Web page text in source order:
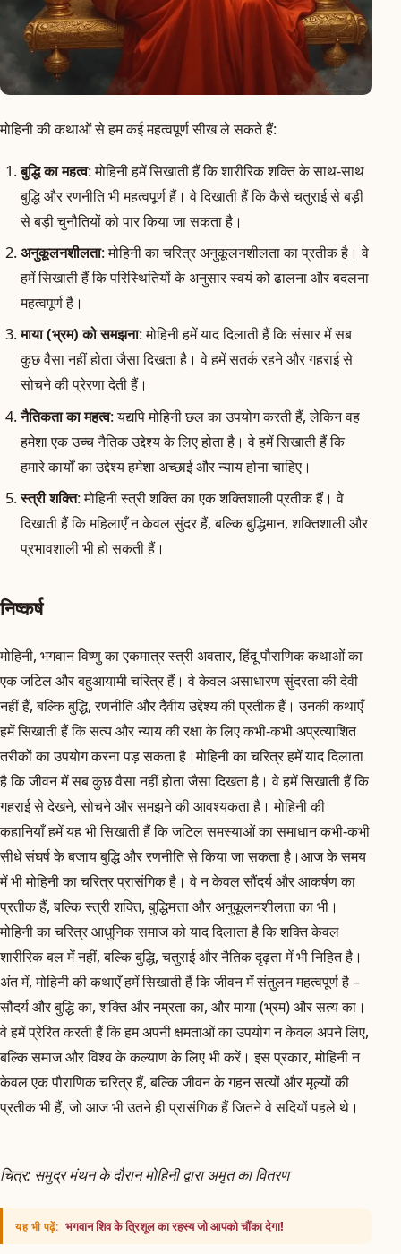
मोहिनी की कथाओं से हम कई महत्वपूर्ण सीख ले सकते हैं:
बुद्धि का महत्व: मोहिनी हमें सिखाती हैं कि शारीरिक शक्ति के साथ-साथ
बुद्धि और रणनीति भी महत्वपूर्ण हैं। वे दिखाती हैं कि कैसे चतुराई से बड़ी
से बड़ी चुनौतियों को पार किया जा सकता है।
अनुकूलनशीलता: मोहिनी का चरित्र अनुकूलनशीलता का प्रतीक है। वे
हमें सिखाती हैं कि परिस्थितियों के अनुसार स्वयं को ढालना और बदलना
महत्वपूर्ण है।
माया (भ्रम) को समझना: मोहिनी हमें याद दिलाती हैं कि संसार में सब
कुछ वैसा नहीं होता जैसा दिखता है। वे हमें सतर्क रहने और गहराई से
सोचने की प्रेरणा देती हैं।
नैतिकता का महत्व: यद्यपि मोहिनी छल का उपयोग करती हैं, लेकिन वह
हमेशा एक उच्च नैतिक उद्देश्य के लिए होता है। वे हमें सिखाती हैं कि
हमारे कार्यों का उद्देश्य हमेशा अच्छाई और न्याय होना चाहिए।
स्त्री शक्ति: मोहिनी स्त्री शक्ति का एक शक्तिशाली प्रतीक हैं। वे
दिखाती हैं कि महिलाएँ न केवल सुंदर हैं, बल्कि बुद्धिमान, शक्तिशाली और
प्रभावशाली भी हो सकती हैं।
निष्कर्ष
मोहिनी, भगवान विष्णु का एकमात्र स्त्री अवतार, हिंदू पौराणिक कथाओं का
एक जटिल और बहुआयामी चरित्र हैं। वे केवल असाधारण सुंदरता की देवी
नहीं हैं, बल्कि बुद्धि, रणनीति और दैवीय उद्देश्य की प्रतीक हैं। उनकी कथाएँ
हमें सिखाती हैं कि सत्य और न्याय की रक्षा के लिए कभी-कभी अप्रत्याशित
तरीकों का उपयोग करना पड़ सकता है।मोहिनी का चरित्र हमें याद दिलाता
है कि जीवन में सब कुछ वैसा नहीं होता जैसा दिखता है। वे हमें सिखाती हैं कि
गहराई से देखने, सोचने और समझने की आवश्यकता है। मोहिनी की
कहानियाँ हमें यह भी सिखाती हैं कि जटिल समस्याओं का समाधान कभी-कभी
सीधे संघर्ष के बजाय बुद्धि और रणनीति से किया जा सकता है।आज के समय
में भी मोहिनी का चरित्र प्रासंगिक है। वे न केवल सौंदर्य और आकर्षण का
प्रतीक हैं, बल्कि स्त्री शक्ति, बुद्धिमत्ता और अनुकूलनशीलता का भी।
मोहिनी का चरित्र आधुनिक समाज को याद दिलाता है कि शक्ति केवल
शारीरिक बल में नहीं, बल्कि बुद्धि, चतुराई और नैतिक दृढ़ता में भी निहित है।
अंत में, मोहिनी की कथाएँ हमें सिखाती हैं कि जीवन में संतुलन महत्वपूर्ण है –
सौंदर्य और बुद्धि का, शक्ति और नम्रता का, और माया (भ्रम) और सत्य का।
वे हमें प्रेरित करती हैं कि हम अपनी क्षमताओं का उपयोग न केवल अपने लिए,
बल्कि समाज और विश्व के कल्याण के लिए भी करें। इस प्रकार, मोहिनी न
केवल एक पौराणिक चरित्र हैं, बल्कि जीवन के गहन सत्यों और मूल्यों की
प्रतीक भी हैं, जो आज भी उतने ही प्रासंगिक हैं जितने वे सदियों पहले थे।
चित्र: समुद्र मंथन के दौरान मोहिनी द्वारा अमृत का वितरण
यह भी पढ़ें: भगवान शिव के त्रिशूल का रहस्य जो आपको चौंका देगा!